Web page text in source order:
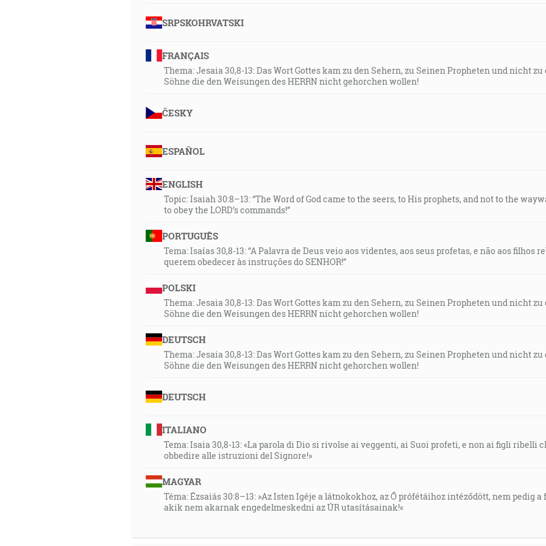
SRPSKOHRVATSKI
FRANÇAIS
Thema: Jesaia 30,8-13: Das Wort Gottes kam zu den Sehern, zu Seinen Propheten und nicht
Söhne die den Weisungen des HERRN nicht gehorchen wollen!
ČESKY
ESPAÑOL
ENGLISH
Topic: Isaiah 30:8–13: “The Word of God came to the seers, to His prophets, and not to the
to obey the LORD’s commands!”
PORTUGUÊS
Tema: Isaías 30,8-13: “A Palavra de Deus veio aos videntes, aos seus profetas, e não aos filhos
querem obedecer às instruções do SENHOR!”
POLSKI
Thema: Jesaia 30,8-13: Das Wort Gottes kam zu den Sehern, zu Seinen Propheten und nicht
Söhne die den Weisungen des HERRN nicht gehorchen wollen!
DEUTSCH
Thema: Jesaia 30,8-13: Das Wort Gottes kam zu den Sehern, zu Seinen Propheten und nicht
Söhne die den Weisungen des HERRN nicht gehorchen wollen!
DEUTSCH
ITALIANO
Tema: Isaia 30,8-13: «La parola di Dio si rivolse ai veggenti, ai Suoi profeti, e non ai figli ribelli
obbedire alle istruzioni del Signore!»
MAGYAR
Téma: Ézsaiás 30:8–13: »Az Isten Igéje a látnokokhoz, az Ő prófétáihoz intéződött, nem pedig
akik nem akarnak engedelmeskedni az ÚR utasításainak!«